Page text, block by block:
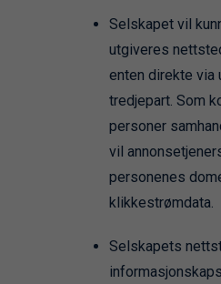
Selskapet vil
utgiveres
enten direkte via
tredjepart. Som
personer
vil
personenes
klikkestrømdata.
Selskapets